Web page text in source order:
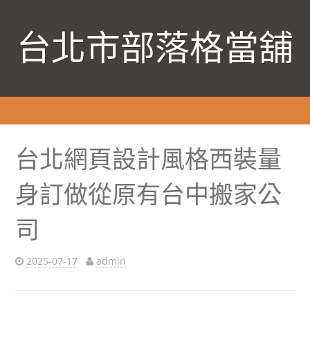
台北市部落格當舖
台北網頁設計風格西裝量
身訂做從原有台中搬家公
司
2025-07-17 admin